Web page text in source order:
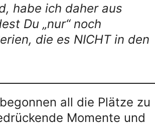
habe ich daher aus
Du „nur“ noch
die es NICHT in den
all die Plätze zu
Momente und